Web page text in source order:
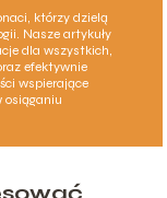
którzy dzielą
Nasze artykuły
dla wszystkich,
efektywnie
wspierające
osiąganiu